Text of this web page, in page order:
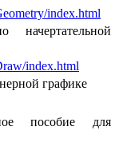
index.html
index.html
графике
пособие для